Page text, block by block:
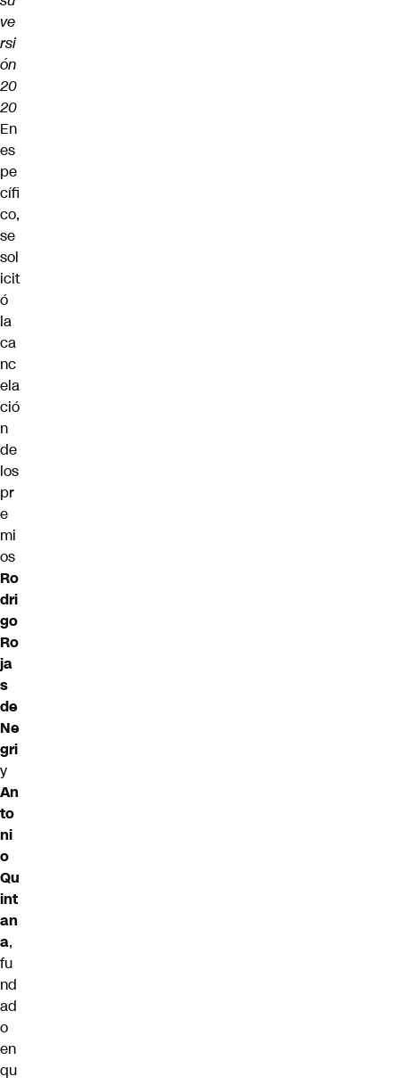
ve
rsi
ón
20
20
En
es
pe
cífi
co,
se
sol
icit
ó
la
ca
nc
ela
ció
n
de
los
pr
e
mi
os
Ro
dri
go
Ro
ja
s
de
Ne
gri
y
An
to
ni
o
Qu
int
an
a,
fu
nd
ad
o
en
qu